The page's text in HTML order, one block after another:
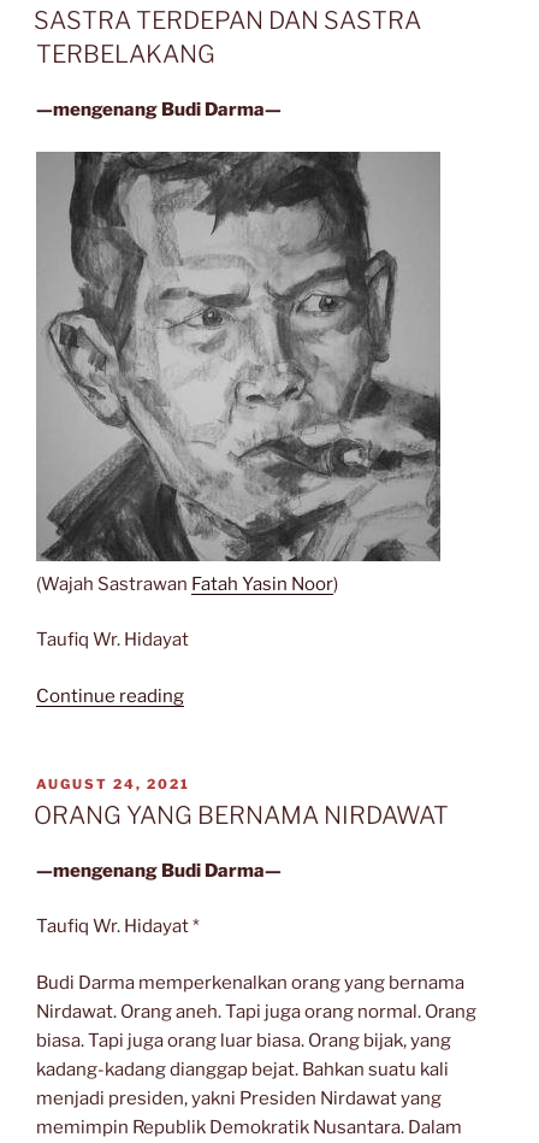
atas
prosannya
Wr.
ON
SASTRA TERDEPAN DAN SASTRA
TERBELAKANG
—mengenang Budi Darma—
(Wajah Sastrawan Fatah Yasin Noor)
Taufiq Wr. Hidayat
Continue reading“SASTRA
SASTRA
TERBELAKANG”
POSTED
ON
AUGUST 24, 2021
ORANG YANG BERNAMA NIRDAWAT
—mengenang Budi Darma—
Taufiq Wr. Hidayat *
Budi Darma memperkenalkan orang yang bernama
Nirdawat. Orang aneh. Tapi juga orang normal. Orang
biasa. Tapi juga orang luar biasa. Orang bijak, yang
kadang-kadang dianggap bejat. Bahkan suatu kali
menjadi presiden, yakni Presiden Nirdawat yang
memimpin Republik Demokratik Nusantara. Dalam